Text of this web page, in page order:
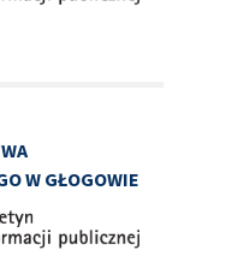
W GŁOGOWIE